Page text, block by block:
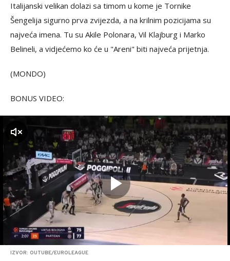
Italijanski velikan dolazi sa timom u kome je Tornike
Šengelija sigurno prva zvijezda, a na krilnim pozicijama su
najveća imena. Tu su Akile Polonara, Vil Klajburg i Marko
Belineli, a vidjećemo ko će u "Areni" biti najveća prijetnja.
(MONDO)
BONUS VIDEO:
IZVOR: OUTUBE/EUROLEAGUE